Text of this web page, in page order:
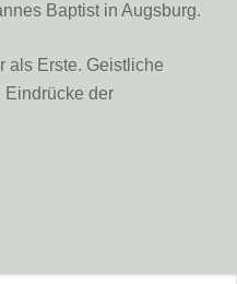
Baptist in Augsburg.
als Erste. Geistliche
Eindrücke der